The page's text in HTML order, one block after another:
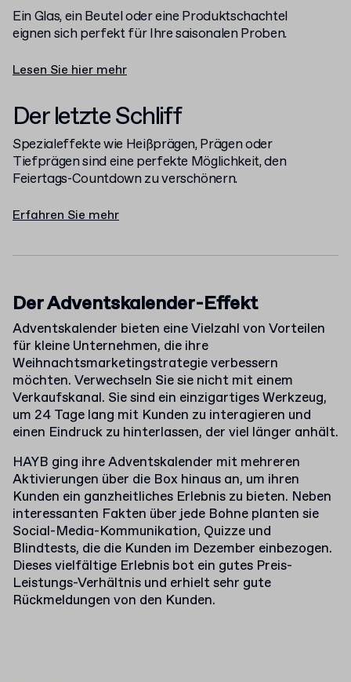
Ein Glas, ein Beutel oder eine Produktschachtel
eignen sich perfekt für Ihre saisonalen Proben.
Lesen Sie hier mehr
Der letzte Schliff
Spezialeffekte wie Heißprägen, Prägen oder
Tiefprägen sind eine perfekte Möglichkeit, den
Feiertags-Countdown zu verschönern.
Erfahren Sie mehr
Der Adventskalender-Effekt
Adventskalender bieten eine Vielzahl von Vorteilen
für kleine Unternehmen, die ihre
Weihnachtsmarketingstrategie verbessern
möchten. Verwechseln Sie sie nicht mit einem
Verkaufskanal. Sie sind ein einzigartiges Werkzeug,
um 24 Tage lang mit Kunden zu interagieren und
einen Eindruck zu hinterlassen, der viel länger anhält.
HAYB ging ihre Adventskalender mit mehreren
Aktivierungen über die Box hinaus an, um ihren
Kunden ein ganzheitliches Erlebnis zu bieten. Neben
interessanten Fakten über jede Bohne planten sie
Social-Media-Kommunikation, Quizze und
Blindtests, die die Kunden im Dezember einbezogen.
Dieses vielfältige Erlebnis bot ein gutes Preis-
Leistungs-Verhältnis und erhielt sehr gute
Rückmeldungen von den Kunden.